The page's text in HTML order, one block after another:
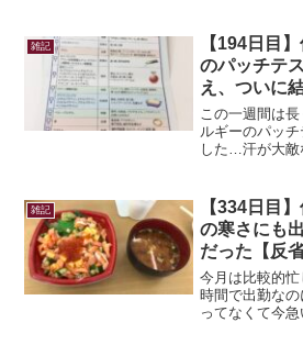
かというと、
雑記
【194日目
のパッチテ
え、ついに
この一週間は
ルギーのパッ
した…汗が大敵
ゃんと反応し
ど、しっかり
雑記
【334日目
の寒さにも
だった【反省
今月は比較的
時間で出勤な
ってなくて今